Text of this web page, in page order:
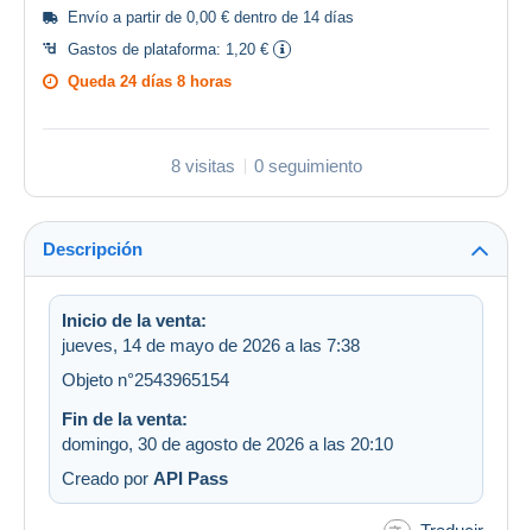
Envío a partir de 0,00 € dentro de 14 días
Gastos de plataforma: 1,20 €
Queda 24 días 8 horas
8 visitas 0 seguimiento
Descripción
Inicio de la venta:
jueves, 14 de mayo de 2026 a las 7:38
Objeto n°2543965154
Fin de la venta:
domingo, 30 de agosto de 2026 a las 20:10
Creado por API Pass